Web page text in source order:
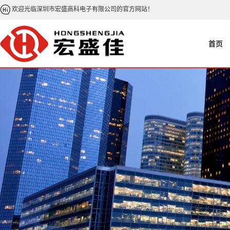
欢迎光临深圳市宏盛高科电子有限公司的官方网站！
首页